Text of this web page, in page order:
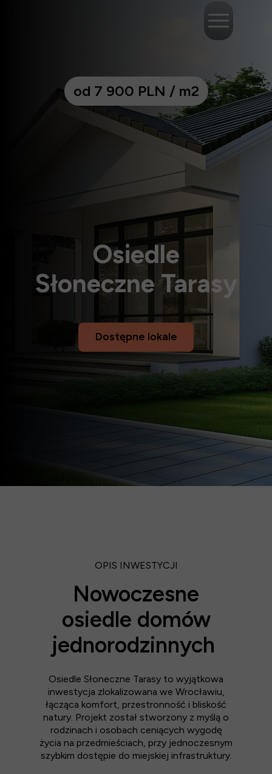
od 7 900 PLN / m2
Osiedle
Słoneczne Tarasy
Dostępne lokale
OPIS INWESTYCJI
Nowoczesne
osiedle domów
jednorodzinnych
Osiedle Słoneczne Tarasy to wyjątkowa
inwestycja zlokalizowana we Wrocławiu,
łącząca komfort, przestronność i bliskość
natury. Projekt został stworzony z myślą o
rodzinach i osobach ceniących wygodę
życia na przedmieściach, przy jednoczesnym
szybkim dostępie do miejskiej infrastruktury.